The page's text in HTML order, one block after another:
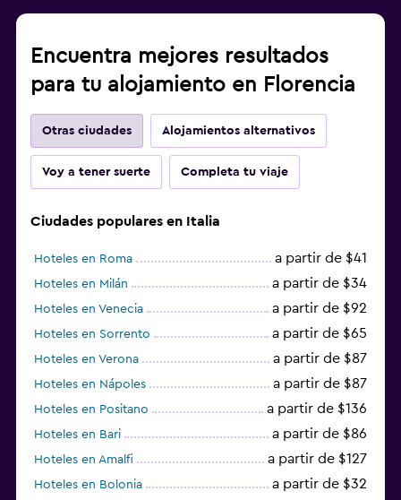
Encuentra mejores resultados
para tu alojamiento en Florencia
Otras ciudades Alojamientos alternativos
Voy a tener suerte Completa tu viaje
Ciudades populares en Italia
Hoteles en Roma a partir de $41
Hoteles en Milán a partir de $34
Hoteles en Venecia a partir de $92
Hoteles en Sorrento a partir de $65
Hoteles en Verona a partir de $87
Hoteles en Nápoles a partir de $87
Hoteles en Positano a partir de $136
Hoteles en Bari a partir de $86
Hoteles en Amalfi a partir de $127
Hoteles en Bolonia a partir de $32